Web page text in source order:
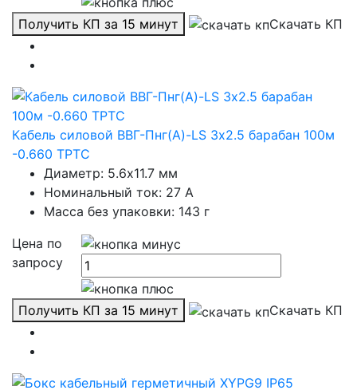
Получить КП за 15 минут Скачать КП
Кабель силовой ВВГ-Пнг(А)-LS 3х2.5 барабан 100м
-0.660 ТРТС
Диаметр: 5.6x11.7 мм
Номинальный ток: 27 А
Масса без упаковки: 143 г
Цена по
запросу
Получить КП за 15 минут Скачать КП